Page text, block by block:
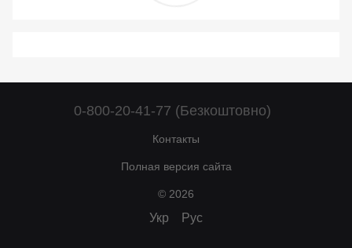
0-800-20-41-77 (Безкоштовно)
Контакты
Полная версия сайта
© 2026
Укр Рус